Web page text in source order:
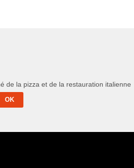
de la pizza et de la restauration italienne